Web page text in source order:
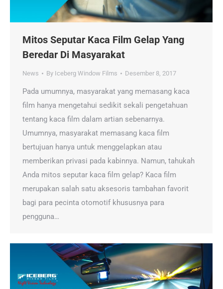
Mitos Seputar Kaca Film Gelap Yang
Beredar Di Masyarakat
News By Iceberg Window Films Desember 8, 2017
Pada umumnya, masyarakat yang memasang kaca
film hanya mengetahui sedikit sekali pengetahuan
tentang kaca film dalam artian sebenarnya.
Umumnya, masyarakat memasang kaca film
bertujuan hanya untuk menggelapkan atau
memberikan privasi pada kabinnya. Namun, tahukah
Anda mitos seputar kaca film gelap? Kaca film
merupakan salah satu aksesoris tambahan favorit
bagi para pecinta otomotif khususnya para
pengguna…